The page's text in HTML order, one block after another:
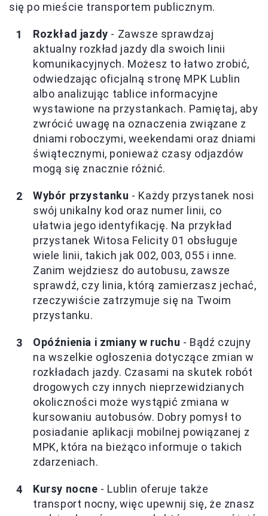
się po mieście transportem publicznym.
Rozkład jazdy - Zawsze sprawdzaj
aktualny rozkład jazdy dla swoich linii
komunikacyjnych. Możesz to łatwo zrobić,
odwiedzając oficjalną stronę MPK Lublin
albo analizując tablice informacyjne
wystawione na przystankach. Pamiętaj, aby
zwrócić uwagę na oznaczenia związane z
dniami roboczymi, weekendami oraz dniami
świątecznymi, ponieważ czasy odjazdów
mogą się znacznie różnić.
Wybór przystanku - Każdy przystanek nosi
swój unikalny kod oraz numer linii, co
ułatwia jego identyfikację. Na przykład
przystanek Witosa Felicity 01 obsługuje
wiele linii, takich jak 002, 003, 055 i inne.
Zanim wejdziesz do autobusu, zawsze
sprawdź, czy linia, którą zamierzasz jechać,
rzeczywiście zatrzymuje się na Twoim
przystanku.
Opóźnienia i zmiany w ruchu - Bądź czujny
na wszelkie ogłoszenia dotyczące zmian w
rozkładach jazdy. Czasami na skutek robót
drogowych czy innych nieprzewidzianych
okoliczności może wystąpić zmiana w
kursowaniu autobusów. Dobry pomysł to
posiadanie aplikacji mobilnej powiązanej z
MPK, która na bieżąco informuje o takich
zdarzeniach.
Kursy nocne - Lublin oferuje także
transport nocny, więc upewnij się, że znasz